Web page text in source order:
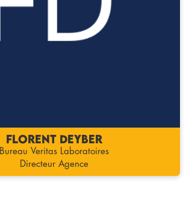
Florent DEYBER
Bureau Veritas Laboratoires
Directeur Agence